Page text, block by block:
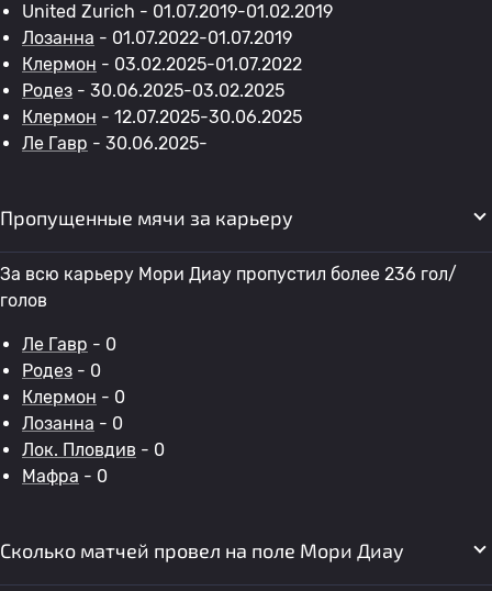
United Zurich - 01.07.2019-01.02.2019
Лозанна - 01.07.2022-01.07.2019
Клермон - 03.02.2025-01.07.2022
Родез - 30.06.2025-03.02.2025
Клермон - 12.07.2025-30.06.2025
Ле Гавр - 30.06.2025-
Пропущенные мячи за карьеру
За всю карьеру Мори Диау пропустил более 236 гол/
голов
Ле Гавр - 0
Родез - 0
Клермон - 0
Лозанна - 0
Лок. Пловдив - 0
Мафра - 0
Сколько матчей провел на поле Мори Диау